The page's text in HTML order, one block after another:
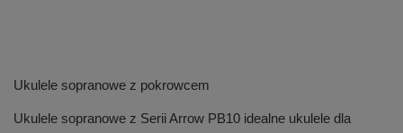
Ukulele sopranowe z pokrowcem
Ukulele sopranowe z Serii Arrow PB10 idealne ukulele dla